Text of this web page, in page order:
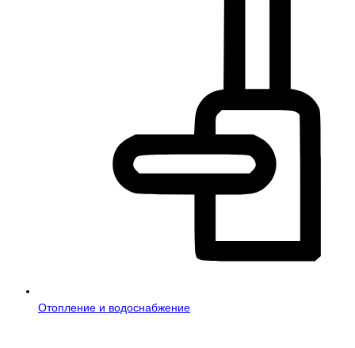
Отопление и водоснабжение